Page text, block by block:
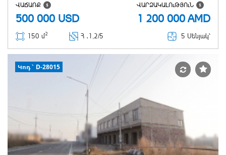
ՎԱՃԱՌՔ
500 000 USD
ՎԱՐՁԱԿԱԼՈւԹՅՈւՆ
1 200 000 AMD
150 մ2 Հ ․ 1,2/5 5 Սենյակ՝
Կոդ` D-28015